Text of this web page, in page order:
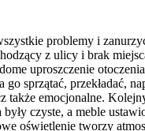
problemy i
z ulicy i brak
uproszczenie
sprzątać, przekładać,
emocjonalne.
czyste, a meble
oświetlenie tworzy